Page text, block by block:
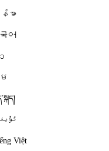
န်မာ
어
ែ
Việt